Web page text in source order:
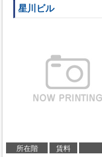
星川ビル
所在階 賃料